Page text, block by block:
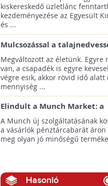
országra terjeszti ki
szolgáltatását!
kiskereskedő üzletlánc
kezdeményezése az Egyesült
és ...
Mulcsozással a
megtartásáért
Megváltozott az életünk. Egyre
van, a csapadék is egyre
végre esik, akkor rövid idő alatt
mennyiség ...
Elindult a Munch Market: a
pazarláscsökkentő piactér
A Munch új szolgáltatásának
a vásárlók pénztárcabarát áron
meg olyan jó minőségű
Hasonló